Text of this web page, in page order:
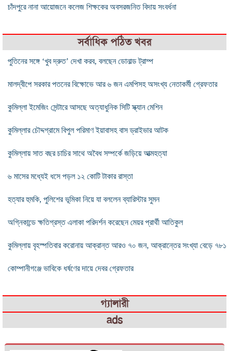
চাঁদপুরে নানা আয়োজনে কলেজ শিক্ষকের অবসরজনিত বিদায় সংবর্ধনা
সর্বাধিক পঠিত খবর
পুতিনের সঙ্গে ‘খুব দ্রুত’ দেখা করব, বলছেন ডোনাল্ড ট্রাম্প
মালদ্বীপে সরকার পতনের বিক্ষোভে আর ৬ জন এমপিসহ অসংখ্য নেতাকর্মী গ্রেফতার
কুমিল্লা ইমেজিং সেন্টারে আসছে অত্যাধুনিক সিটি স্ক্যান মেশিন
কুমিল্লার চৌদ্দগ্রামে বিপুল পরিমাণ ইয়াবাসহ বাস ড্রাইভার আটক
কুমিল্লায় সাত বছর চাচির সাথে অবৈধ সম্পর্কে জড়িয়ে আত্মহত্যা
৬ মাসের মধ্যেই ধসে পড়ল ১২ কোটি টাকার রাস্তা
হত্যার হুমকি, পুলিশের ভূমিকা নিয়ে যা বললেন ব্যারিস্টার সুমন
অগ্নিকান্ডে ক্ষতিগ্রস্ত এলাকা পরিদর্শন করেছেন মেয়র প্রার্থী আতিকুল
কুমিল্লায় বৃহস্পতিবার করোনায় আক্রান্ত আরও ৭০ জন, আক্রান্তের সংখ্যা বেড়ে ৭৮১
কোম্পানীগঞ্জে ভাবিকে ধর্ষণের ‌দায়ে দেবর গ্রেফতার
গ্যালারী
ads